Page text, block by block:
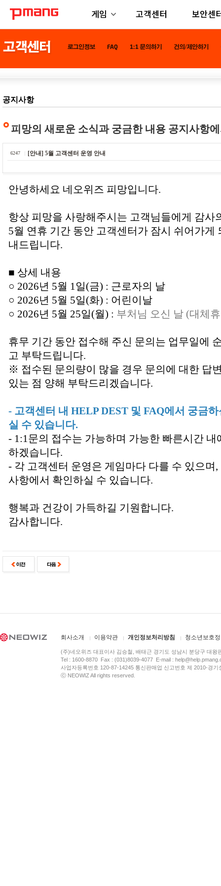
게임 고객센터 보안센
공지사항
피망의 새로운 소식과 궁금한 내용 공지사항
6247 [안내] 5월 고객센터 운영 안내
안녕하세요 네오위즈 피망입니다.
항상 피망을 사랑해주시는 고객님들에게 감사
5월 연휴 기간 동안 고객센터가 잠시 쉬어가게
내드립니다.
■ 상세 내용
○ 2026년 5월 1일(금) : 근로자의 날
○ 2026년 5월 5일(화) : 어린이날
○ 2026년 5월 25일(월) : 부처님 오신 날 (대체
휴무 기간 동안 접수해 주신 문의는 업무일에
고 부탁드립니다.
※ 접수된 문의량이 많을 경우 문의에 대한 답
있는 점 양해 부탁드리겠습니다.
- 고객센터 내 HELP DEST 및 FAQ에서 궁금
실 수 있습니다.
- 1:1문의 접수는 가능하며 가능한 빠른시간
하겠습니다.
- 각 고객센터 운영은 게임마다 다를 수 있으며
사항에서 확인하실 수 있습니다.
행복과 건강이 가득하길 기원합니다.
감사합니다.
회사소개 이용약관 개인정보처리방침 청소년보호
(주)네오위즈 대표이사 김승철, 배태근 경기도 성남시 분당구 대왕
Tel : 1600-8870 Fax : (031)8039-4077 E-mail :
사업자등록번호 120-87-14245 통신판매업 신고번호 제 2010-경
ⓒ NEOWIZ All rights reserved.